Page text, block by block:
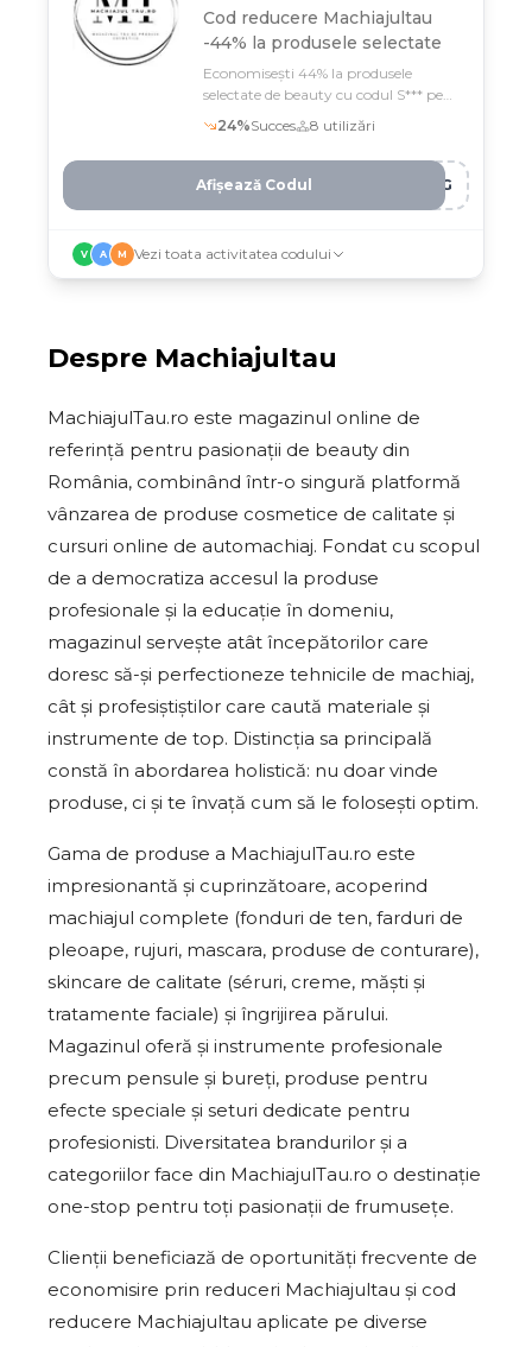
Cod reducere Machiajultau
-44% la produsele selectate
Economisești 44% la produsele
selectate de beauty cu codul S*** pe
MachiajulTau
24%Succes 8 utilizări
BIG
Afișează Codul
V A M Vezi toata activitatea codului
Despre Machiajultau
MachiajulTau.ro este magazinul online de
referință pentru pasionații de beauty din
România, combinând într-o singură platformă
vânzarea de produse cosmetice de calitate și
cursuri online de automachiaj. Fondat cu scopul
de a democratiza accesul la produse
profesionale și la educație în domeniu,
magazinul servește atât începătorilor care
doresc să-și perfectioneze tehnicile de machiaj,
cât și profesiștiștilor care caută materiale și
instrumente de top. Distincția sa principală
constă în abordarea holistică: nu doar vinde
produse, ci și te învață cum să le folosești optim.
Gama de produse a MachiajulTau.ro este
impresionantă și cuprinzătoare, acoperind
machiajul complete (fonduri de ten, farduri de
pleoape, rujuri, mascara, produse de conturare),
skincare de calitate (séruri, creme, măști și
tratamente faciale) și îngrijirea părului.
Magazinul oferă și instrumente profesionale
precum pensule și bureți, produse pentru
efecte speciale și seturi dedicate pentru
profesionisti. Diversitatea brandurilor și a
categoriilor face din MachiajulTau.ro o destinație
one-stop pentru toți pasionații de frumusețe.
Clienții beneficiază de oportunități frecvente de
economisire prin reduceri Machiajultau și cod
reducere Machiajultau aplicate pe diverse